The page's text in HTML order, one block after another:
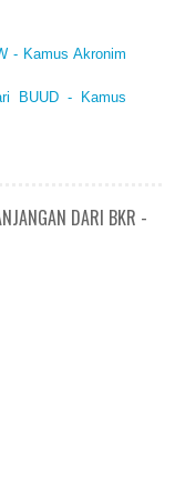
- Kamus Akronim
BUUD - Kamus
DARI BKR -